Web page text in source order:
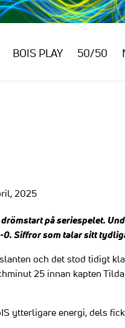
BOIS PLAY 50/50
2025
på seriespelet.
0. Siffror som talar sitt
och det stod tidigt
25 innan kapten
ytterligare energi, dels